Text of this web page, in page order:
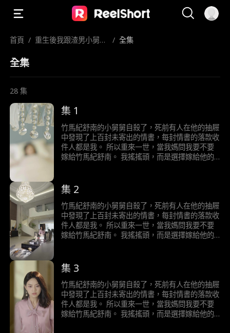
首頁 / 重生後我跟渣男小舅舅
/ 全集
全集
28 集
集 1
竹馬紀舒南的小舅舅自殺了，死前有人在他的抽屜
中發現了上百封未寄出的情書，每封情書的落款收
件人都是我。 所以重來一世，當我媽問我要不要
嫁給竹馬紀舒南。 我搖搖頭，而是選擇嫁給他的
兩頭不回家。 後來我懷孕大出血，他卻因為初戀
的一句家裡停電了，我好害怕，便拋下大出血的我
揚長而去。 最後，我和肚子裡的孩子一起血崩而
亡。 死後，紀舒南不但沒掉一滴淚，還嫌棄我的
死耽誤了他和初戀的旅行計畫。 再睜眼，我回到
我媽問我要嫁給誰那天…
集 2
竹馬紀舒南的小舅舅自殺了，死前有人在他的抽屜
中發現了上百封未寄出的情書，每封情書的落款收
件人都是我。 所以重來一世，當我媽問我要不要
嫁給竹馬紀舒南。 我搖搖頭，而是選擇嫁給他的
兩頭不回家。 後來我懷孕大出血，他卻因為初戀
的一句家裡停電了，我好害怕，便拋下大出血的我
揚長而去。 最後，我和肚子裡的孩子一起血崩而
亡。 死後，紀舒南不但沒掉一滴淚，還嫌棄我的
死耽誤了他和初戀的旅行計畫。 再睜眼，我回到
我媽問我要嫁給誰那天…
集 3
竹馬紀舒南的小舅舅自殺了，死前有人在他的抽屜
中發現了上百封未寄出的情書，每封情書的落款收
件人都是我。 所以重來一世，當我媽問我要不要
嫁給竹馬紀舒南。 我搖搖頭，而是選擇嫁給他的